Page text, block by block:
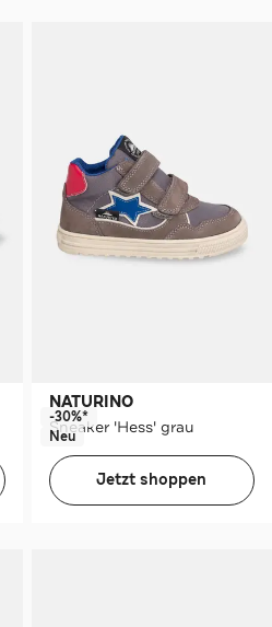
NATURINO
Sneaker 'Hess' grau
-30%*
Neu
Jetzt shoppen